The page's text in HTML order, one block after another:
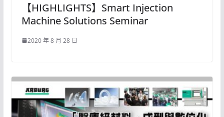
【HIGHLIGHTS】Smart Injection
Machine Solutions Seminar
2020 年 8 月 28 日